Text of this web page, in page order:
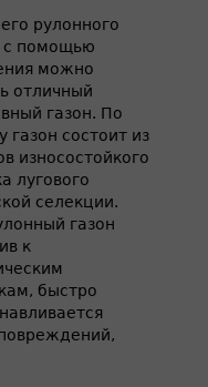
рулонного
с помощью
можно
отличный
газон. По
газон состоит из
износостойкого
лугового
селекции.
газон
к
быстро